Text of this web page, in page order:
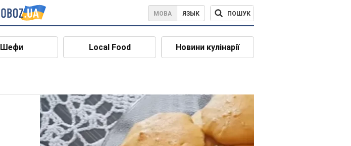
МОВА ЯЗЫК ПОШУК
Шефи Local Food Новини кулінарії